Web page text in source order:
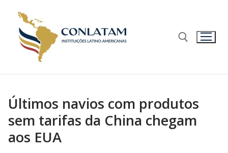
Últimos navios com produtos
sem tarifas da China chegam
aos EUA